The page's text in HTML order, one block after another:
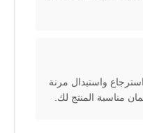
واستبدال مرنة